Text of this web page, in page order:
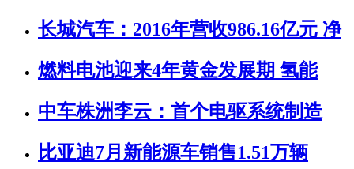
长城汽车：2016年营收986.16亿元 净
燃料电池迎来4年黄金发展期 氢能
中车株洲李云：首个电驱系统制造
比亚迪7月新能源车销售1.51万辆